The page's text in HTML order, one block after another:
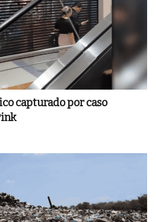
capturado por caso